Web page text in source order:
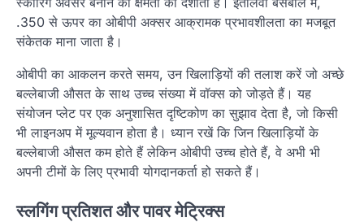
.350 से ऊपर का ओबीपी अक्सर आक्रामक प्रभावशीलता का मजबूत
संकेतक माना जाता है।
ओबीपी का आकलन करते समय, उन खिलाड़ियों की तलाश करें जो अच्छे
बल्लेबाजी औसत के साथ उच्च संख्या में वॉक्स को जोड़ते हैं। यह
संयोजन प्लेट पर एक अनुशासित दृष्टिकोण का सुझाव देता है, जो किसी
भी लाइनअप में मूल्यवान होता है। ध्यान रखें कि जिन खिलाड़ियों के
बल्लेबाजी औसत कम होते हैं लेकिन ओबीपी उच्च होते हैं, वे अभी भी
अपनी टीमों के लिए प्रभावी योगदानकर्ता हो सकते हैं।
स्लगिंग प्रतिशत और पावर मेट्रिक्स